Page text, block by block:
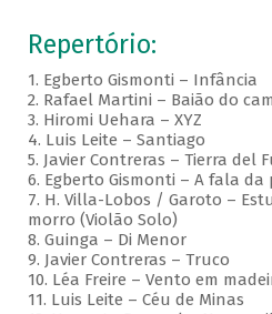
Repertório:
1. Egberto Gismonti – Infância
2. Rafael Martini – Baião do
3. Hiromi Uehara – XYZ
4. Luis Leite – Santiago
5. Javier Contreras – Tierra del
6. Egberto Gismonti – A fala da
7. H. Villa-Lobos / Garoto –
morro (Violão Solo)
8. Guinga – Di Menor
9. Javier Contreras – Truco
10. Léa Freire – Vento em
11. Luis Leite – Céu de Minas